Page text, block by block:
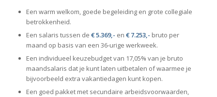
Een warm welkom, goede begeleiding en grote collegiale
betrokkenheid.
Een salaris tussen de € 5.369,- en € 7.253,- bruto per
maand op basis van een 36-urige werkweek.
Een individueel keuzebudget van 17,05% van je bruto
maandsalaris dat je kunt laten uitbetalen of waarmee je
bijvoorbeeld extra vakantiedagen kunt kopen.
Een goed pakket met secundaire arbeidsvoorwaarden,